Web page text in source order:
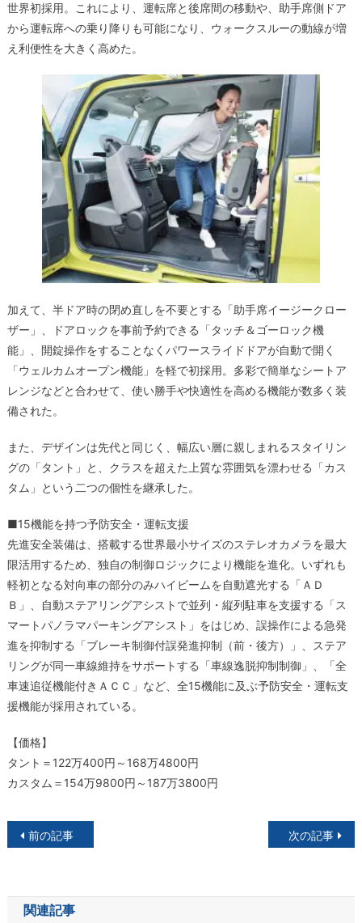
世界初採用。これにより、運転席と後席間の移動や、助手席側ドア
から運転席への乗り降りも可能になり、ウォークスルーの動線が増
え利便性を大きく高めた。
加えて、半ドア時の閉め直しを不要とする「助手席イージークロー
ザー」、ドアロックを事前予約できる「タッチ＆ゴーロック機
能」、開錠操作をすることなくパワースライドドアが自動で開く
「ウェルカムオープン機能」を軽で初採用。多彩で簡単なシートア
レンジなどと合わせて、使い勝手や快適性を高める機能が数多く装
備された。
また、デザインは先代と同じく、幅広い層に親しまれるスタイリン
グの「タント」と、クラスを超えた上質な雰囲気を漂わせる「カス
タム」という二つの個性を継承した。
■15機能を持つ予防安全・運転支援
先進安全装備は、搭載する世界最小サイズのステレオカメラを最大
限活用するため、独自の制御ロジックにより機能を進化。いずれも
軽初となる対向車の部分のみハイビームを自動遮光する「ＡＤ
Ｂ」、自動ステアリングアシストで並列・縦列駐車を支援する「ス
マートパノラマパーキングアシスト」をはじめ、誤操作による急発
進を抑制する「ブレーキ制御付誤発進抑制（前・後方）」、ステア
リングが同一車線維持をサポートする「車線逸脱抑制制御」、「全
車速追従機能付きＡＣＣ」など、全15機能に及ぶ予防安全・運転支
援機能が採用されている。
【価格】
タント＝122万400円～168万4800円
カスタム＝154万9800円～187万3800円
投
ナ
前の記事 次の記事
関連記事